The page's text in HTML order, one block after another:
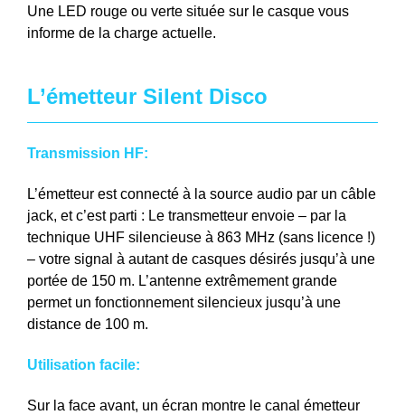
Une LED rouge ou verte située sur le casque vous
informe de la charge actuelle.
L’émetteur Silent Disco
Transmission HF:
L’émetteur est connecté à la source audio par un câble
jack, et c’est parti : Le transmetteur envoie – par la
technique UHF silencieuse à 863 MHz (sans licence !)
– votre signal à autant de casques désirés jusqu’à une
portée de 150 m. L’antenne extrêmement grande
permet un fonctionnement silencieux jusqu’à une
distance de 100 m.
Utilisation facile:
Sur la face avant, un écran montre le canal émetteur